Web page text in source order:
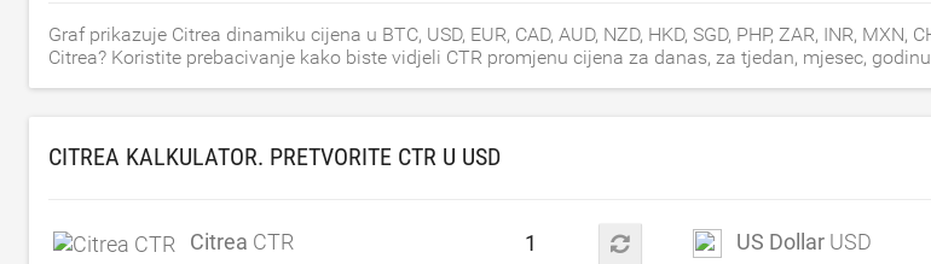
Graf prikazuje Citrea dinamiku cijena u BTC, USD, EUR, CAD, AUD, NZD, HKD, SGD, PHP, ZAR, INR, MXN,
Citrea? Koristite prebacivanje kako biste vidjeli CTR promjenu cijena za danas, za tjedan, mjesec,
CITREA KALKULATOR. PRETVORITE CTR U USD
Citrea CTR US Dollar USD